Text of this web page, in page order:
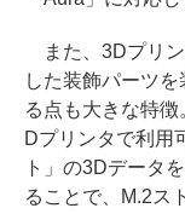
また、3Dプリ
した装飾パーツを
る点も大きな特徴
Dプリンタで利用
ト」の3Dデータ
ることで、M.2ス